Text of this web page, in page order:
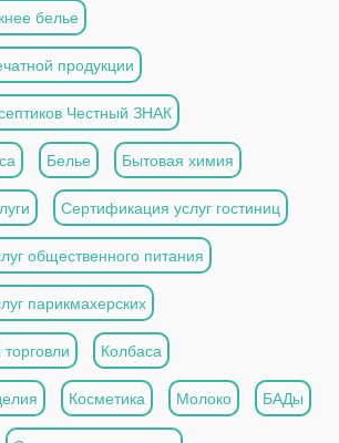
белье
продукции
Честный ЗНАК
Белье Бытовая химия
Сертификация услуг гостиниц
общественного питания
парикмахерских
Колбаса
Косметика Молоко БАДы